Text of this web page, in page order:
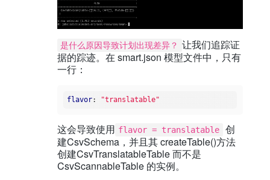
是什么原因导致计划出现差异？ 让我们追踪证
据的踪迹。在 smart.json 模型文件中，只有
一行：
flavor: "translatable"
这会导致使用 flavor = translatable
创
建CsvSchema，并且其 createTable()方法
创建CsvTranslatableTable 而不是
CsvScannableTable 的实例。